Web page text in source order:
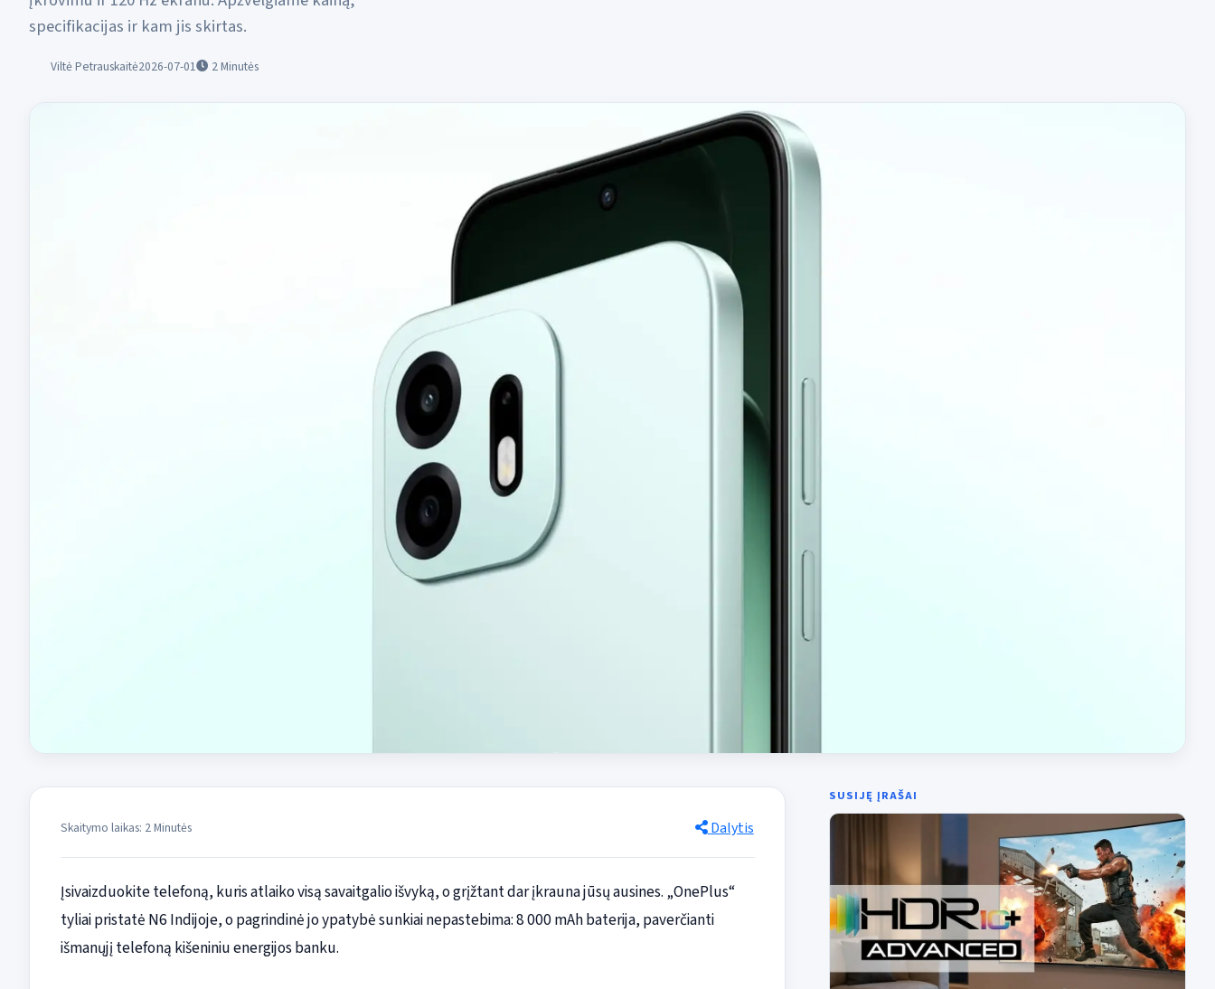
specifikacijas ir kam jis skirtas.
Viltė Petrauskaitė2026-07-01 2Minutės
Skaitymo laikas: 2 Minutės Dalytis
Įsivaizduokite telefoną, kuris atlaiko visą savaitgalio išvyką, o grįžtant dar įkrauna jūsų ausines. „OnePlus“
tyliai pristatė N6 Indijoje, o pagrindinė jo ypatybė sunkiai nepastebima: 8 000 mAh baterija, paverčianti
išmanųjį telefoną kišeniniu energijos banku.
SUSIJĘ ĮRAŠAI